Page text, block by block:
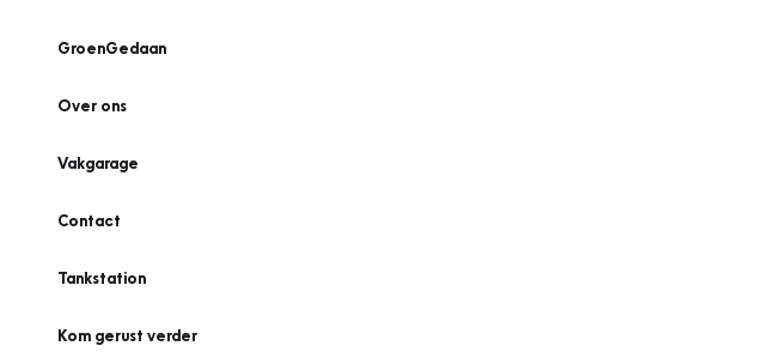
GroenGedaan
Over ons
Vakgarage
Contact
Tankstation
Kom gerust verder